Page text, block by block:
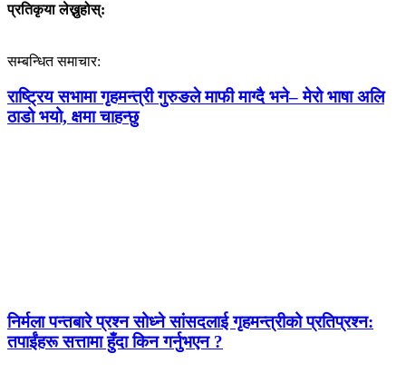
प्रतिकृया लेख्नुहोस्:
सम्बन्धित समाचार:
राष्ट्रिय सभामा गृहमन्त्री गुरुङले माफी माग्दै भने– मेरो भाषा अलि
ठाडो भयो, क्षमा चाहन्छु
निर्मला पन्तबारे प्रश्न सोध्ने सांसदलाई गृहमन्त्रीको प्रतिप्रश्न:
तपाईंहरू सत्तामा हुँदा किन गर्नुभएन ?